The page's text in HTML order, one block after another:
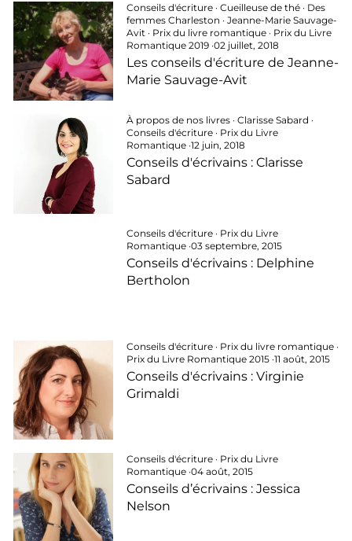
Conseils d'écriture· Cueilleuse de thé· Des
femmes Charleston · Jeanne-Marie Sauvage-
Avit · Prix du livre romantique· Prix du Livre
Romantique 2019·02 juillet, 2018
Les conseils d'écriture de Jeanne-
Marie Sauvage-Avit
À propos de nos livres· Clarisse Sabard ·
Conseils d'écriture· Prix du Livre
Romantique·12 juin, 2018
Conseils d'écrivains : Clarisse
Sabard
Conseils d'écriture· Prix du Livre
Romantique·03 septembre, 2015
Conseils d'écrivains : Delphine
Bertholon
Conseils d'écriture· Prix du livre romantique·
Prix du Livre Romantique 2015·11 août, 2015
Conseils d'écrivains : Virginie
Grimaldi
Conseils d'écriture· Prix du Livre
Romantique·04 août, 2015
Conseils d’écrivains : Jessica
Nelson